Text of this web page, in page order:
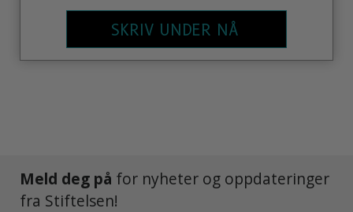
SKRIV UNDER NÅ
Meld deg på for nyheter og oppdateringer
fra Stiftelsen!